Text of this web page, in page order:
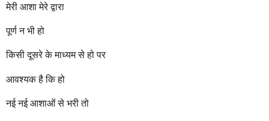
मेरी आशा मेरे द्वारा
पूर्ण न भी हो
किसी दूसरे के माध्यम से हो पर
आवश्यक है कि हो
नई नई आशाओं से भरी तो